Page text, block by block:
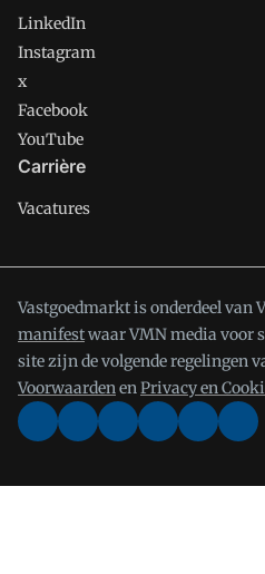
LinkedIn
Instagram
x
Facebook
YouTube
Carrière
Vacatures
Vastgoedmarkt is onderdeel van
manifestwaar VMN media voor
site zijn de volgende regelingen
VoorwaardenenPrivacy en